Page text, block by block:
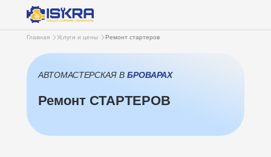
Главная Услуги и цены Ремонт стартеров
АВТОМАСТЕРСКАЯ В БРОВАРАХ
Ремонт СТАРТЕРОВ